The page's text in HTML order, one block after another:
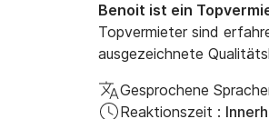
Benoit ist ein
Topvermieter sind
ausgezeichnete
Gesprochene
Reaktionszeit :